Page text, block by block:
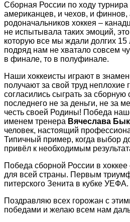
Сборная России по ходу
американцев, и чехов, и
родоначальников хоккея –
не испытывала таких эмоций,
которую все мы ждали долгих 15
подряд нам не хватало совсем
в финале, то в полуфинале.
Наши хоккеисты играют в
получают за свой труд
согласились сыграть за
последнего не за деньги, не за
честь своей Родины! Победа
именем тренера Вячеслава
человек, настоящий
Типичный пример, когда выбор
привёл к необходимым
Победа сборной России в хоккее
для всей страны. Первым
питерского Зенита в кубке УЕФА.
Поздравляю всех горожан с
победами и желаю всем нам